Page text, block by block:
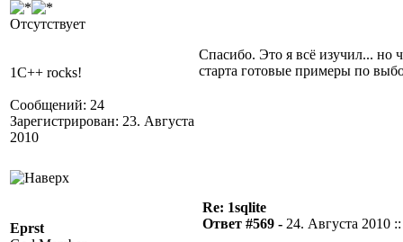
Отсутствует
1C++ rocks!
Сообщений: 24
Зарегистрирован: 23. Августа
2010
Спасибо. Это я всё изучил... но
старта готовые примеры по
Eprst
Re: 1sqlite
Ответ #569 - 24. Августа 2010